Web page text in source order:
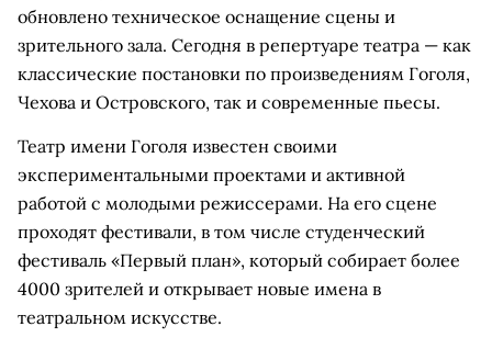
обновлено техническое оснащение сцены и
зрительного зала. Сегодня в репертуаре театра — как
классические постановки по произведениям Гоголя,
Чехова и Островского, так и современные пьесы.
Театр имени Гоголя известен своими
экспериментальными проектами и активной
работой с молодыми режиссерами. На его сцене
проходят фестивали, в том числе студенческий
фестиваль «Первый план», который собирает более
4000 зрителей и открывает новые имена в
театральном искусстве.